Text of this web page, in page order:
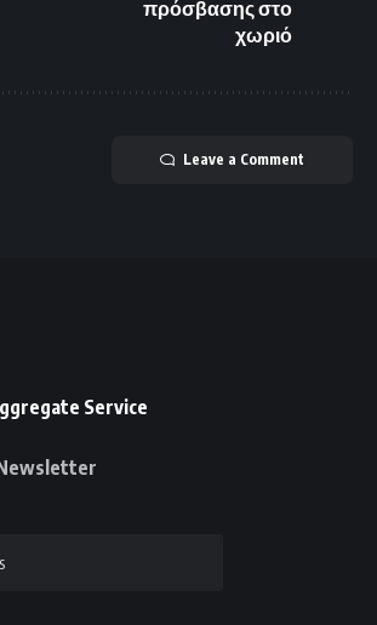
πρόσβασης στο
χωριό
Leave a Comment
Service